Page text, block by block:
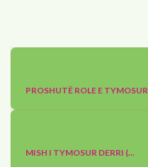
PROSHUTË ROLE E TYMOSUR
MISH I TYMOSUR DERRI (...